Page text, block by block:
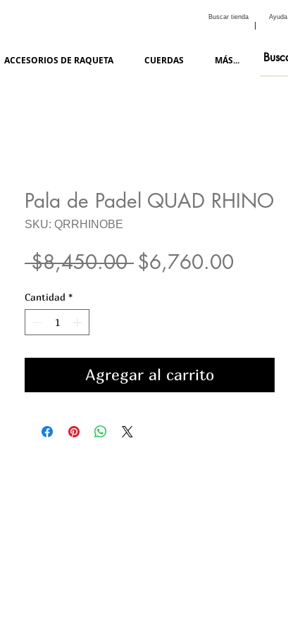
ACCESORIOS DE RAQUETA CUERDAS MÁS...
Buscar tienda Ayuda
Pala de Padel QUAD RHINO
SKU: QRRHINOBE
$8,450.00 Precio
$6,760.00
Cantidad *
Agregar al carrito